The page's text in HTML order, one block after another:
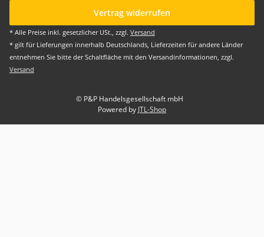
Vertrag widerrufen
* Alle Preise inkl. gesetzlicher USt., zzgl. Versand
* gilt für Lieferungen innerhalb Deutschlands, Lieferzeiten für andere Länder
entnehmen Sie bitte der Schaltfläche mit den Versandinformationen, zzgl.
Versand
© P&P Handelsgesellschaft mbH
Powered by JTL-Shop